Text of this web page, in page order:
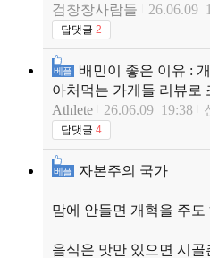
검창창사람들
26.06.09
답댓글 2
베플
배민이 좋은 이유 :
아처먹는 가게들 리뷰로
Athlete
26.06.09 19:38
답댓글 4
베플 자본주의 국가
맘에 안들면 개혁을 주도
음식은 맛만 있으면 시